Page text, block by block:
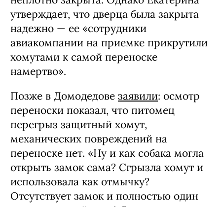
утверждает, что дверца была закрыта
надежно — ее «сотрудники
авиакомпании на приемке прикрутили
хомутами к самой переноске
намертво».
Позже в Домодедове заявили: осмотр
переноски показал, что питомец
перегрыз защитный хомут,
механических повреждений на
переноске нет. «Ну и как собака могла
открыть замок сама? Сгрызла хомут и
использовала как отмычку?
Отсутствует замок и полностью один